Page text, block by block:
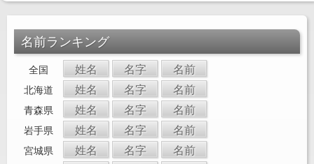
名前ランキング
全国 姓名 名字 名前
北海道 姓名 名字 名前
青森県 姓名 名字 名前
岩手県 姓名 名字 名前
宮城県 姓名 名字 名前